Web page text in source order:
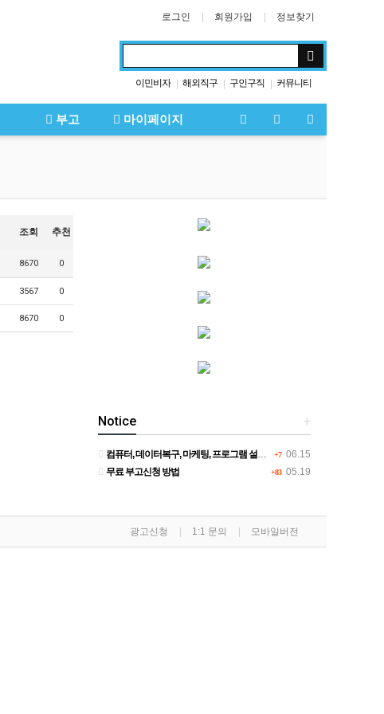
로그인 회원가입 정보찾기
이민비자 | 해외직구 | 구인구직 | 커뮤니티
부고 마이페이지
조회 추천
8670 0
3567 0
8670 0
+
Notice
+7 06.15
컴퓨터, 데이터복구, 마케팅, 프로그램 설치, 강의, CCTV 설치 - 소돌컴퓨터
+83 05.19
무료 부고신청 방법
광고신청 1:1 문의 모바일버전